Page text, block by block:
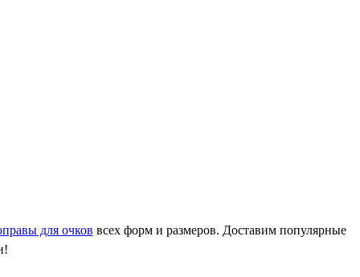
для очков всех форм и размеров. Доставим популярные